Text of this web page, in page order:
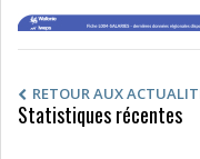
RETOUR AUX
Statistiques récentes